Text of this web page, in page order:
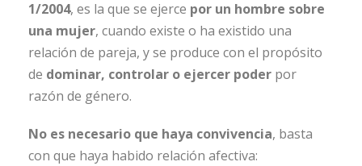
1/2004, es la que se ejerce por un hombre sobre
una mujer, cuando existe o ha existido una
relación de pareja, y se produce con el propósito
de dominar, controlar o ejercer poder por
razón de género.
No es necesario que haya convivencia, basta
con que haya habido relación afectiva: